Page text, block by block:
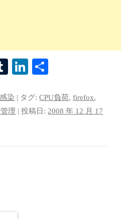
T
m
bl
Li
ed
In
染 | タグ:CPU負荷,firefox,
理 | 投稿日: 2008 年 12 月 17